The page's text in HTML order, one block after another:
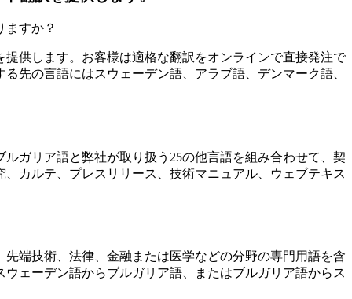
ますか？
提供します。お客様は適格な翻訳をオンラインで直接発注で
先の言語にはスウェーデン語、アラブ語、デンマーク語、
ガリア語と弊社が取り扱う25の他言語を組み合わせて、契
カルテ、プレスリリース、技術マニュアル、ウェブテキス
端技術、法律、金融または医学などの分野の専門用語を含
ェーデン語からブルガリア語、またはブルガリア語からス